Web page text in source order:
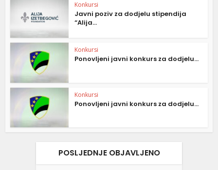
Konkursi
Javni poziv za dodjelu stipendija
“Alija...
Konkursi
Ponovljeni javni konkurs za dodjelu...
Konkursi
Ponovljeni javni konkurs za dodjelu...
POSLJEDNJE OBJAVLJENO